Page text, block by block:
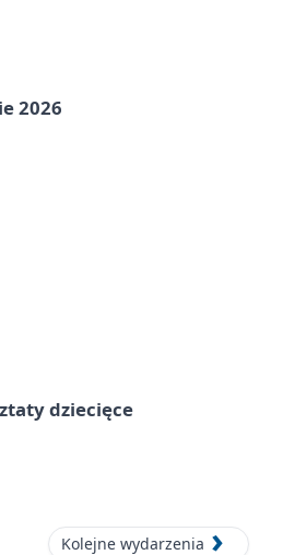
2026
dziecięce
Kolejne wydarzenia